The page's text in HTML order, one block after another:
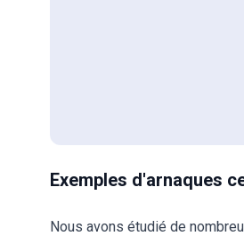
Exemples d'arnaques
Nous avons étudié de